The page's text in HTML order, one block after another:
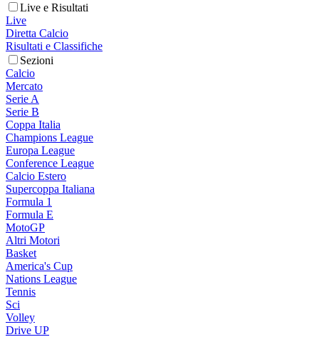
Live e Risultati
Live
Diretta Calcio
Risultati e Classifiche
Sezioni
Calcio
Mercato
Serie A
Serie B
Coppa Italia
Champions League
Europa League
Conference League
Calcio Estero
Supercoppa Italiana
Formula 1
Formula E
MotoGP
Altri Motori
Basket
America's Cup
Nations League
Tennis
Sci
Volley
Drive UP